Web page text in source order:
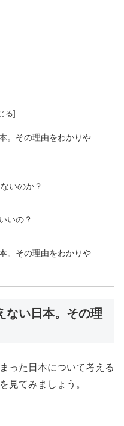
。その理由をわかりや
いのか？
いの？
。その理由をわかりや
ない日本。その理
った日本について考える
見てみましょう。